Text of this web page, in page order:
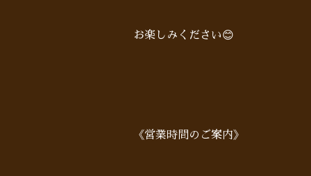
お楽しみください😊
《営業時間のご案内》